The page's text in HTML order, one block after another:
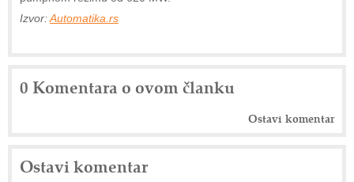
Izvor:Automatika.rs
0 Komentara o ovom članku
Ostavi komentar
Ostavi komentar